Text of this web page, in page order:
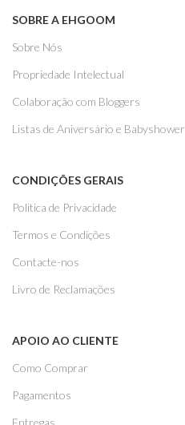
SOBRE A EHGOOM
Sobre Nós
Propriedade Intelectual
Colaboração com Bloggers
Listas de Aniversário e Babyshower
CONDIÇÕES GERAIS
Politica de Privacidade
Termos e Condições
Contacte-nos
Livro de Reclamações
APOIO AO CLIENTE
Como Comprar
Pagamentos